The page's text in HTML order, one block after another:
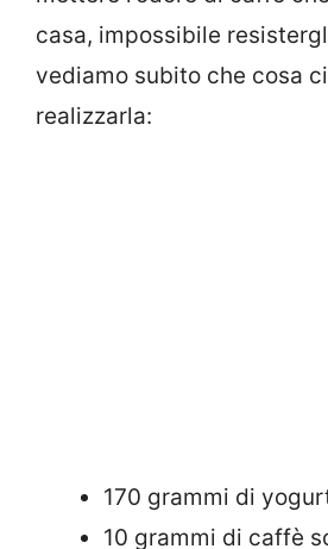
casa, impossibile
vediamo subito che cosa
realizzarla:
170 grammi di
10 grammi di caffè